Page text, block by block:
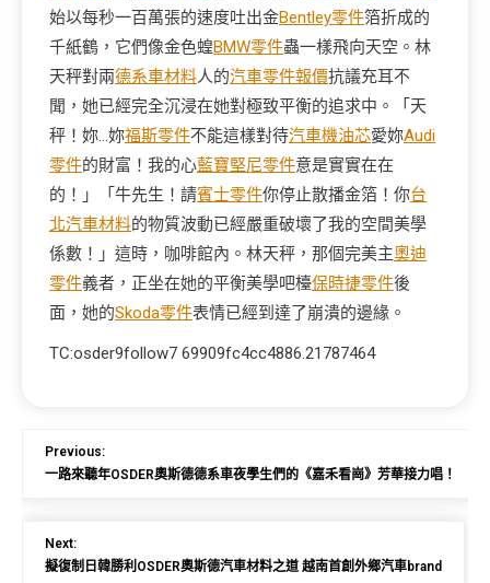
始以每秒一百萬張的速度吐出金Bentley零件箔折成的
千紙鶴，它們像金色蝗BMW零件蟲一樣飛向天空。林
天秤對兩德系車材料人的汽車零件報價抗議充耳不
聞，她已經完全沉浸在她對極致平衡的追求中。「天
秤！妳…妳福斯零件不能這樣對待汽車機油芯愛妳Audi
零件的財富！我的心藍寶堅尼零件意是實實在在
的！」「牛先生！請賓士零件你停止散播金箔！你台
北汽車材料的物質波動已經嚴重破壞了我的空間美學
係數！」這時，咖啡館內。林天秤，那個完美主奧迪
零件義者，正坐在她的平衡美學吧檯保時捷零件後
面，她的Skoda零件表情已經到達了崩潰的邊緣。
TC:osder9follow7 69909fc4cc4886.21787464
Previous:
一路來聽年OSDER奧斯德德系車夜學生們的《嘉禾看崗》芳華接力唱！
Next:
擬復制日韓勝利OSDER奧斯德汽車材料之道 越南首創外鄉汽車brand